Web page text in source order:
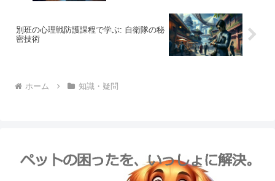
別班の心理戦防護課程で学ぶ: 自衛隊の秘
密技術
ホーム 知識・疑問